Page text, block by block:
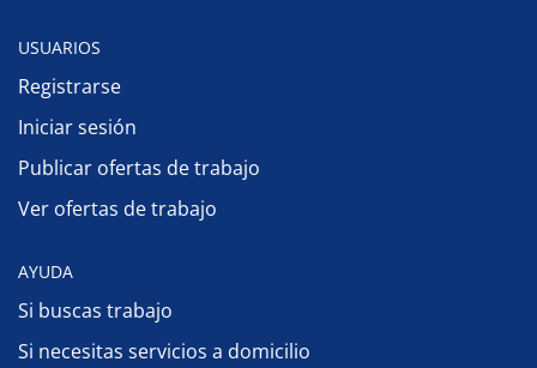
USUARIOS
Registrarse
Iniciar sesión
Publicar ofertas de trabajo
Ver ofertas de trabajo
AYUDA
Si buscas trabajo
Si necesitas servicios a domicilio